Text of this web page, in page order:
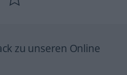
zu unseren Online